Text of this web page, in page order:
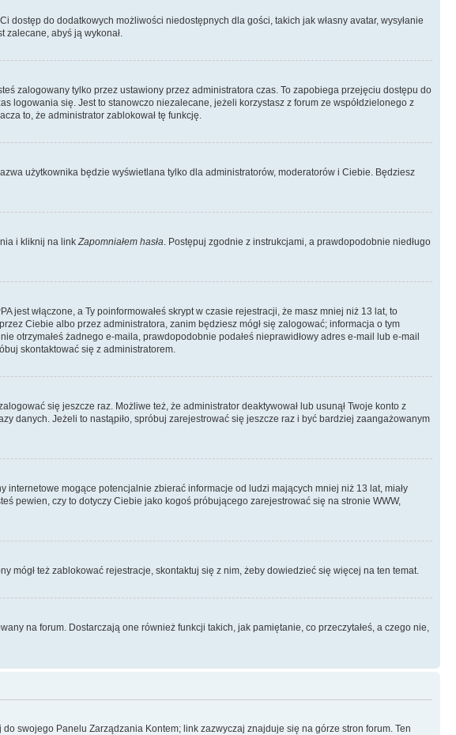
do dodatkowych możliwości niedostępnych dla gości, takich jak własny avatar, wysyłanie
zalecane, abyś ją wykonał.
zalogowany tylko przez ustawiony przez administratora czas. To zapobiega przejęciu dostępu do
logowania się. Jest to stanowczo niezalecane, jeżeli korzystasz z forum ze współdzielonego z
to, że administrator zablokował tę funkcję.
użytkownika będzie wyświetlana tylko dla administratorów, moderatorów i Ciebie. Będziesz
i kliknij na linkZapomniałem hasła. Postępuj zgodnie z instrukcjami, a prawdopodobnie niedługo
jest włączone, a Ty poinformowałeś skrypt w czasie rejestracji, że masz mniej niż 13 lat, to
Ciebie albo przez administratora, zanim będziesz mógł się zalogować; informacja o tym
otrzymałeś żadnego e-maila, prawdopodobnie podałeś nieprawidłowy adres e-mail lub e-mail
skontaktować się z administratorem.
się jeszcze raz. Możliwe też, że administrator deaktywował lub usunął Twoje konto z
danych. Jeżeli to nastąpiło, spróbuj zarejestrować się jeszcze raz i być bardziej zaangażowanym
mogące potencjalnie zbierać informacje od ludzi mających mniej niż 13 lat, miały
pewien, czy to dotyczy Ciebie jako kogoś próbującego zarejestrować się na stronie WWW,
mógł też zablokować rejestracje, skontaktuj się z nim, żeby dowiedzieć się więcej na ten temat.
na forum. Dostarczają one również funkcji takich, jak pamiętanie, co przeczytałeś, a czego nie,
swojego Panelu Zarządzania Kontem; link zazwyczaj znajduje się na górze stron forum. Ten